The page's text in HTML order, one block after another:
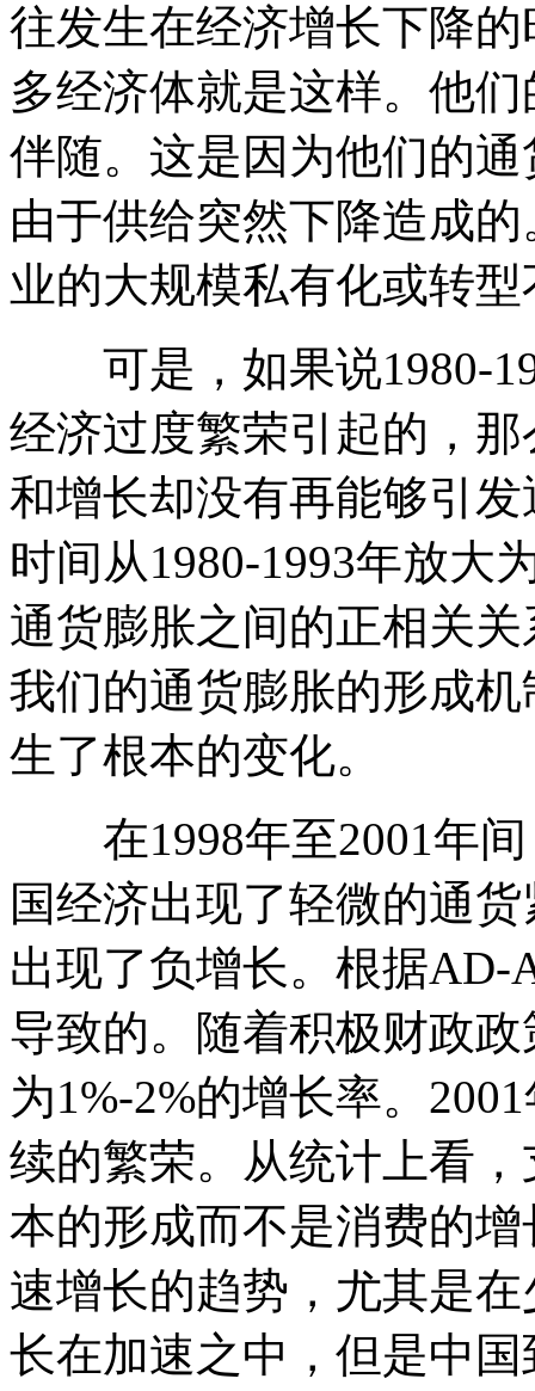
往发生在经济增长下降
多经济体就是这样。他
伴随。这是因为他们的
由于供给突然下降造成
业的大规模私有化或转
可是，如果说1980-
经济过度繁荣引起的，
和增长却没有再能够引
时间从1980-1993年放大
通货膨胀之间的正相关
我们的通货膨胀的形成
生了根本的变化。
在1998年至2001年间
国经济出现了轻微的通
出现了负增长。根据AD-
导致的。随着积极财政
为1%-2%的增长率。
续的繁荣。从统计上看
本的形成而不是消费的
速增长的趋势，尤其是
长在加速之中，但是中